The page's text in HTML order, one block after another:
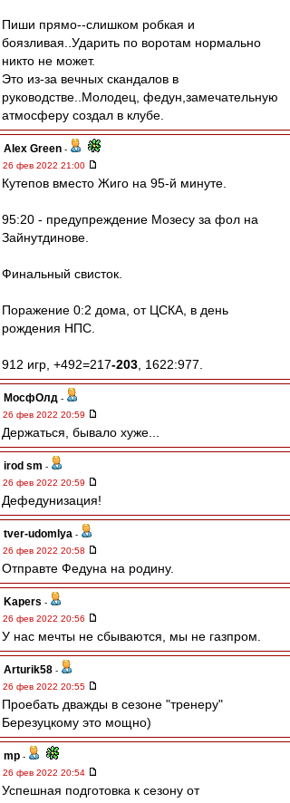
Пиши прямо--слишком робкая и
боязливая..Ударить по воротам нормально
никто не может.
Это из-за вечных скандалов в
руководстве..Молодец, федун,замечательную
атмосферу создал в клубе.
Alex Green -
26 фев 2022 21:00
Кутепов вместо Жиго на 95-й минуте.
95:20 - предупреждение Мозесу за фол на
Зайнутдинове.
Финальный свисток.
Поражение 0:2 дома, от ЦСКА, в день
рождения НПС.
912 игр, +492=217-203 , 1622:977.
МосфОлд -
26 фев 2022 20:59
Держаться, бывало хуже...
irod sm -
26 фев 2022 20:59
Дефедунизация!
tver-udomlya -
26 фев 2022 20:58
Отправте Федуна на родину.
Kapers -
26 фев 2022 20:56
У нас мечты не сбываются, мы не газпром.
Arturik58 -
26 фев 2022 20:55
Проебать дважды в сезоне "тренеру"
Березуцкому это мощно)
mp -
26 фев 2022 20:54
Успешная подготовка к сезону от